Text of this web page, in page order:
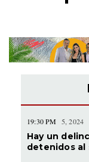
19:30 PM 5, 2024
Hay un
detenidos al